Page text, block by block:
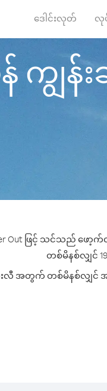
ဒေါင်းလုတ် လု
ျွန်း
Out ဖြင့် သင်သည် ဖော့
တစ်မိနစ်လျှင်
းလီ အတွက် တစ်မိနစ်လျှင် အ